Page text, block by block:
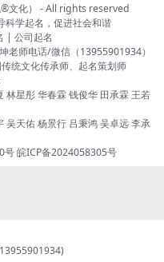
文化） - All rights reserved
科学起名，促进社会和谐
| 公司起名
老师电话/微信（13955901934）
统文化传承师、起名策划师
林星彤 华春霖 钱俊华 田承霖 王若
吴天佑 杨景行 吕秉鸿 吴卓远 李承
号皖ICP备2024058305号